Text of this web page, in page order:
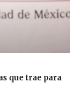
que trae para